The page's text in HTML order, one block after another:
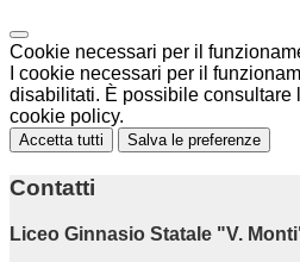
Cookie necessari per il
I cookie necessari per il
disabilitati. È possibile
cookie policy.
Accetta tutti Salva le preferenze
Contatti
Liceo Ginnasio Statale "V.